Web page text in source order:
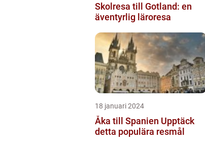
Skolresa till Gotland: en
äventyrlig läroresa
18 januari 2024
Åka till Spanien Upptäck
detta populära resmål